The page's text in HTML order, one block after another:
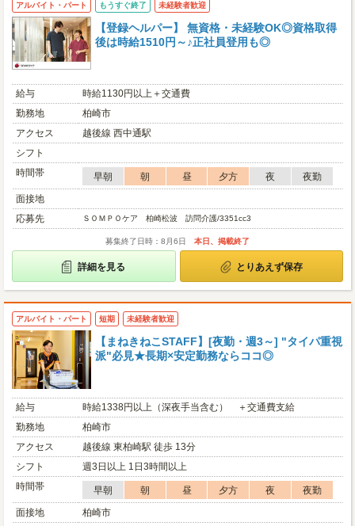
アルバイト・パート もうすぐ終了 未経験者歓迎
【登録ヘルパー】 無資格・未経験OK◎資格取得
後は時給1510円～♪正社員登用も◎
給与
時給1130円以上＋交通費
勤務地
柏崎市
アクセス
越後線 西中通駅
シフト
時間帯
早朝 朝 昼 夕方 夜
夜勤
面接地
応募先
ＳＯＭＰＯケア 柏崎松波 訪問介護/3351cc3
募集終了日時：8月6日 本日、掲載終了
詳細を見る とりあえず保存
アルバイト・パート 短期 未経験者歓迎
【まねきねこSTAFF】[夜勤・週3～] "タイパ重視
派"必見★長期×安定勤務ならココ◎
給与
時給1338円以上（深夜手当含む） ＋交通費支給
勤務地
柏崎市
アクセス
越後線 東柏崎駅 徒歩 13分
シフト
週3日以上 1日3時間以上
時間帯
早朝 朝 昼 夕方 夜
夜勤
面接地
柏崎市